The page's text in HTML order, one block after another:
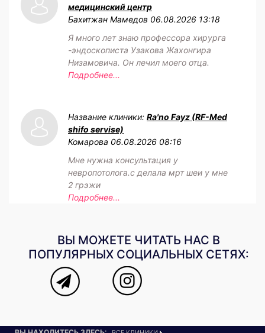
медицинский центр
Бахитжан Мамедов 06.08.2026 13:18
Я много лет знаю профессора хирурга
-эндоскописта Узакова Жахонгира
Низамовича. Он лечил моего отца.
Подробнее...
Название клиники: Ra'no Fayz (RF-Med
shifo servise)
Комарова 06.08.2026 08:16
Мне нужна консультация у
невропотолога.с делала мрт шеи у мне
2 грэжи
Подробнее...
ВЫ МОЖЕТЕ ЧИТАТЬ НАС В
ПОПУЛЯРНЫХ СОЦИАЛЬНЫХ СЕТЯХ: